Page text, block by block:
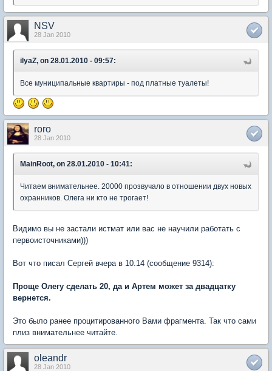
NSV
28 Jan 2010
ilyaZ, on 28.01.2010 - 09:57:
Все муниципальные квартиры - под платные туалеты!
roro
28 Jan 2010
MainRoot, on 28.01.2010 - 10:41:
Читаем внимательнее. 20000 прозвучало в отношении двух новых
охранников. Олега ни кто не трогает!
Видимо вы не застали истмат или вас не научили работать с
первоисточниками)))
Вот что писал Сергей вчера в 10.14 (сообщение 9314):
Проще Олегу сделать 20, да и Артем может за двадцатку
вернется.
Это было ранее процитированного Вами фрагмента. Так что сами
плиз внимательнее читайте.
oleandr
28 Jan 2010